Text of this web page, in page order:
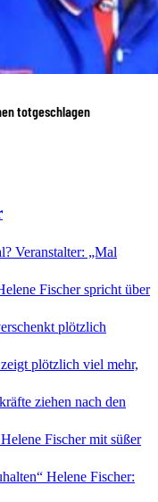
totgeschlagen
Veranstalter: „Mal
Fischer spricht über
plötzlich
plötzlich viel mehr,
ziehen nach den
Helene Fischer mit süßer
Helene Fischer: